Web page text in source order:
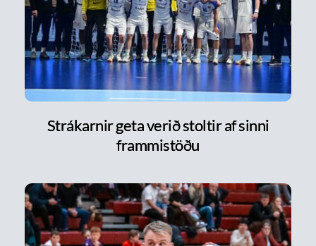
Strákarnir geta verið stoltir af sinni
frammistöðu